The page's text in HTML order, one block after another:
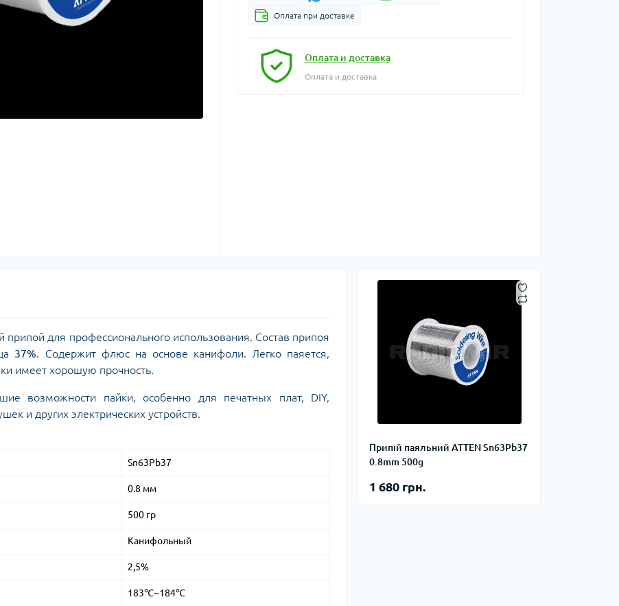
Оплата при доставке
Оплата и доставка
Оплата и доставка
Припій паяльний ATTEN Sn63Pb37
0.8mm 500g
1 680 грн.
припой для профессионального использования. Состав припоя
37%. Содержит флюс на основе канифоли. Легко паяется,
имеет хорошую прочность.
возможности пайки, особенно для печатных плат, DIY,
и других электрических устройств.
Sn63Pb37
0.8 мм
500 гр
Канифольный
2,5%
183℃~184℃